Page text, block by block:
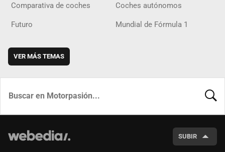
Comparativa de coches Coches autónomos
Futuro Mundial de Fórmula 1
VER MÁS TEMAS
SUBIR